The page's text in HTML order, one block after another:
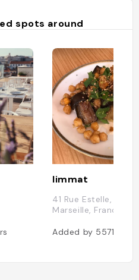
spots around
limmat
41 Rue Estelle,
Marseille, France
Added by 5571